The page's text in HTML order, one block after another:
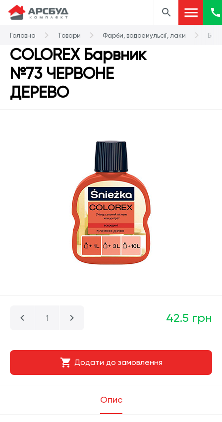
Головна Товари Фарби, водоемульсії, лаки
COLOREX Барвник
№73 ЧЕРВОНЕ
ДЕРЕВО
42.5 грн
Додати до замовлення
Опис